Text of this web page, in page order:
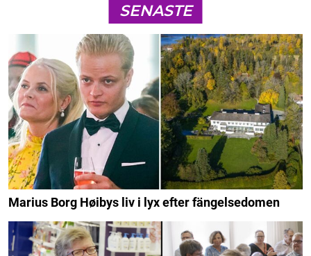
SENASTE
Marius Borg Høibys liv i lyx efter fängelsedomen